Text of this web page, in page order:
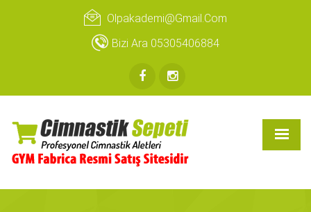
Olpakademi@gmail.com
Bizi Ara 05305406884